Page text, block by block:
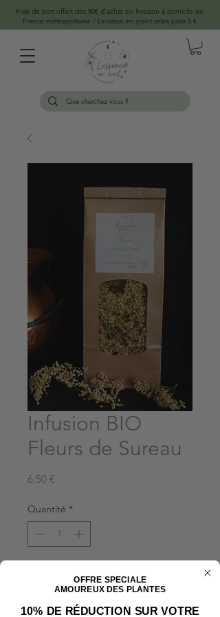
Frais de port offert dès 90€ d'achat en livraison à domicile en
France métropolitaine / Livraison en point relais pour 5 €
Infusion BIO
Fleurs de Sureau
6,50 €Prix
Quantité *
Ajouter au panier
Poid net : 20g
OFFRE SPECIALE
AMOUREUX DES PLANTES
10% DE RÉDUCTION SUR VOTRE